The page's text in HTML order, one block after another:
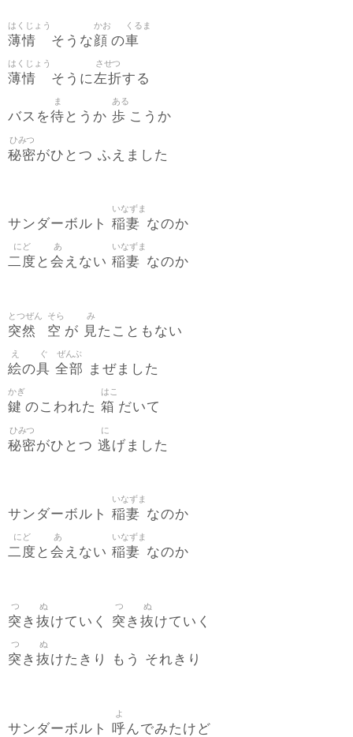
薄情
はくじょう
そうな顔
かお
の車
くるま
薄情
はくじょう
そうに左折
させつ
する
バスを待
ま
とうか 歩
ある
こうか
秘密
ひみつ
がひとつ ふえました
サンダーボルト 稲妻
いなずま
なのか
二度
にど
と 会
あ
えない 稲妻
いなずま
なのか
突然
とつぜん
空
そら
が 見
み
たこともない
絵
え
の具
ぐ
全部
ぜんぶ
まぜました
鍵
かぎ
のこわれた 箱
はこ
だいて
秘密
ひみつ
がひとつ 逃
に
げました
サンダーボルト 稲妻
いなずま
なのか
二度
にど
と 会
あ
えない 稲妻
いなずま
なのか
突
つ
き 抜
ぬ
けていく 突
つ
き 抜
ぬ
けていく
突
つ
き 抜
ぬ
けたきり もう それきり
サンダーボルト 呼
よ
んでみたけど